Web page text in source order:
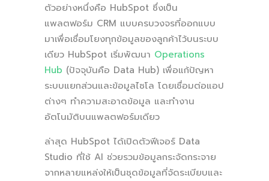
ตัวอย่างหนึ่งคือ HubSpot ซึ่งเป็น
แพลตฟอร์ม CRM แบบครบวงจรที่ออกแบบ
มาเพื่อเชื่อมโยงทุกข้อมูลของลูกค้าไว้บนระบบ
เดียว HubSpot เริ่มพัฒนา Operations
Hub (ปัจจุบันคือ Data Hub) เพื่อแก้ปัญหา
ระบบแยกส่วนและข้อมูลไซโล โดยเชื่อมต่อแอป
ต่างๆ ทำความสะอาดข้อมูล และทำงาน
อัตโนมัติบนแพลตฟอร์มเดียว
ล่าสุด HubSpot ได้เปิดตัวฟีเจอร์ Data
Studio ที่ใช้ AI ช่วยรวมข้อมูลกระจัดกระจาย
จากหลายแหล่งให้เป็นชุดข้อมูลที่จัดระเบียบและ